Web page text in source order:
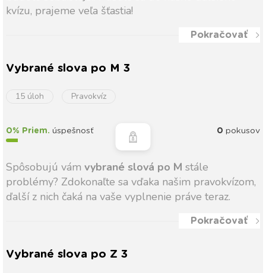
kvízu, prajeme veľa šťastia!
Pokračovať
Vybrané slova po M 3
15 úloh Pravokvíz
0% Priem. úspešnosť 0 pokusov
Spôsobujú vám vybrané slová po M stále
problémy? Zdokonaľte sa vďaka našim pravokvízom,
ďalší z nich čaká na vaše vyplnenie práve teraz.
Pokračovať
Vybrané slova po Z 3